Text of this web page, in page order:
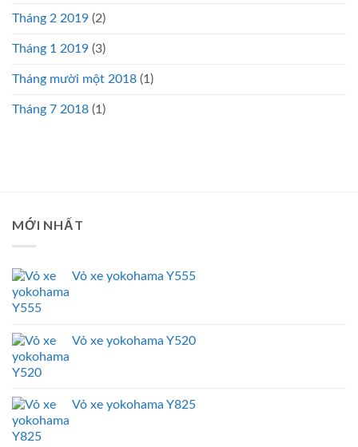
Tháng 2 2019 (2)
Tháng 1 2019 (3)
Tháng mười một 2018 (1)
Tháng 7 2018 (1)
MỚI NHẤT
Vỏ xe yokohama Y555
Vỏ xe yokohama Y520
Vỏ xe yokohama Y825